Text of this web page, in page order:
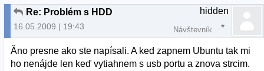
Re: Problém s HDD
16.05.2009 | 19:43
hidden
Návštevník
Ǎno presne ako ste napísali. A ked zapnem Ubuntu tak mi
ho nenájde len keď vytiahnem s usb portu a znova strcim.